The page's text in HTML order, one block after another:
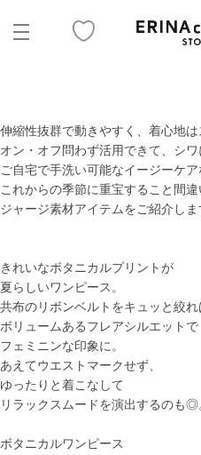
伸縮性抜群で動きやすく、着心地は
オン・オフ問わず活用できて、シワ
ご自宅で手洗い可能なイージーケア
これからの季節に重宝すること間
ジャージ素材アイテムをご紹介しま
きれいなボタニカルプリントが
夏らしいワンピース。
共布のリボンベルトをキュッと絞れ
ボリュームあるフレアシルエットで
フェミニンな印象に。
あえてウエストマークせず、
ゆったりと着こなして
リラックスムードを演出するのも◎
ボタニカルワンピース